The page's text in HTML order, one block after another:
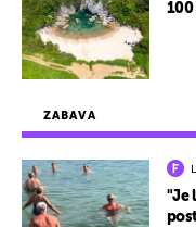
ZABAVA
"Je
100